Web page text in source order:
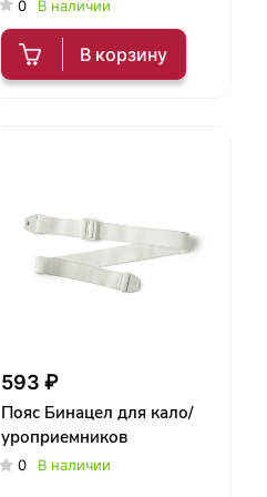
непрозрачный
0 В наличии
В корзину
593 ₽
Пояс Бинацел для кало/
уроприемников
0 В наличии